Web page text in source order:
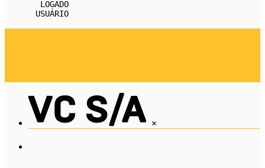
USUÁRIO
×